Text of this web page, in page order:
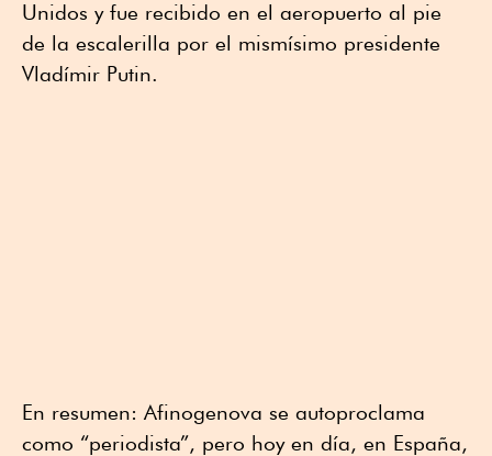
Unidos y fue recibido en el aeropuerto al pie
de la escalerilla por el mismísimo presidente
Vladímir Putin.
En resumen: Afinogenova se autoproclama
como “periodista”, pero hoy en día, en España,